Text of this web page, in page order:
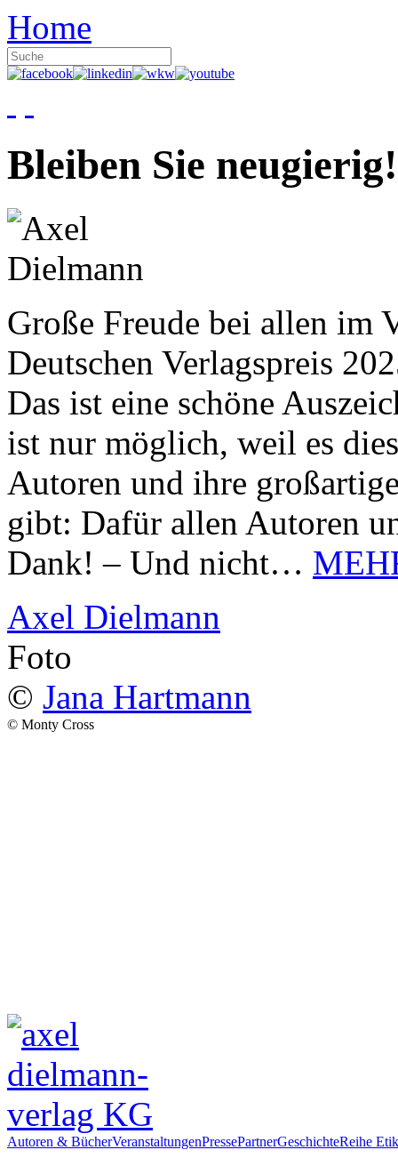
Home
Bleiben Sie neugierig!
Große Freude bei allen im
Deutschen Verlagspreis
Das ist eine schöne
ist nur möglich, weil es
Autoren und ihre
gibt: Dafür allen Autoren
Dank! – Und nicht…
Axel Dielmann
Foto
© Jana Hartmann
© Monty Cross
Autoren & BücherVeranstaltungenPressePartnerGeschichteReihe